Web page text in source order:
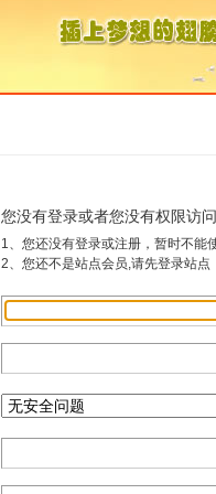
您没有登录或者您没有权限访
1、您还没有登录或注册，暂时不能
2、您还不是站点会员,请先登录站点